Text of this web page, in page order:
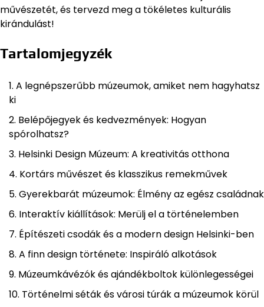
művészetét, és tervezd meg a tökéletes kulturális
kirándulást!
Tartalomjegyzék
A legnépszerűbb múzeumok, amiket nem hagyhatsz
ki
Belépőjegyek és kedvezmények: Hogyan
spórolhatsz?
Helsinki Design Múzeum: A kreativitás otthona
Kortárs művészet és klasszikus remekművek
Gyerekbarát múzeumok: Élmény az egész családnak
Interaktív kiállítások: Merülj el a történelemben
Építészeti csodák és a modern design Helsinki-ben
A finn design története: Inspiráló alkotások
Múzeumkávézók és ajándékboltok különlegességei
Történelmi séták és városi túrák a múzeumok körül